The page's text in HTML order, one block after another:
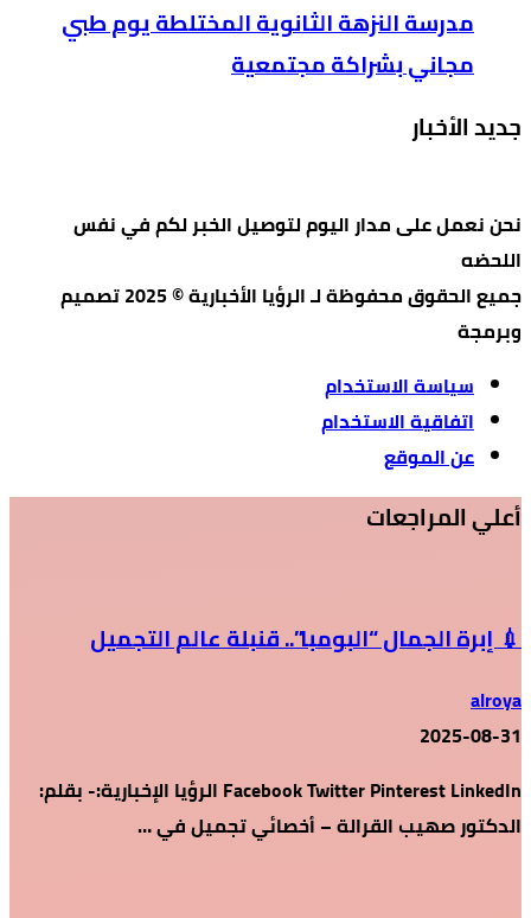
مدرسة النزهة الثانوية المختلطة يوم طبي
مجاني بشراكة مجتمعية
جديد الأخبار
نحن نعمل على مدار اليوم لتوصيل الخبر لكم في نفس
اللحضه
جميع الحقوق محفوظة لـ الرؤيا الأخبارية © 2025 تصميم
وبرمجة
سياسة الاستخدام
اتفاقية الاستخدام
عن الموقع
أعلي المراجعات
💉 إبرة الجمال “البومبا”.. قنبلة عالم التجميل
alroya
2025-08-31
Facebook Twitter Pinterest LinkedIn الرؤيا الإخبارية:- بقلم:
الدكتور صهيب القرالة – أخصائي تجميل في …